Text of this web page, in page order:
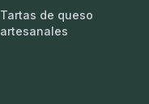
Tartas de queso
artesanales